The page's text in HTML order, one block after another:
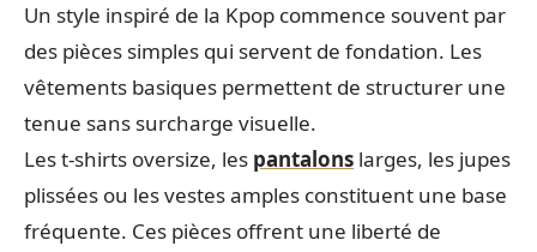
Un style inspiré de la Kpop commence souvent par
des pièces simples qui servent de fondation. Les
vêtements basiques permettent de structurer une
tenue sans surcharge visuelle.
Les t-shirts oversize, les pantalons larges, les jupes
plissées ou les vestes amples constituent une base
fréquente. Ces pièces offrent une liberté de